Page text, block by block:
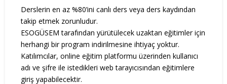
Derslerin en az %80’ini canlı ders veya ders kaydından
takip etmek zorunludur.
ESOGÜSEM tarafından yürütülecek uzaktan eğitimler için
herhangi bir program indirilmesine ihtiyaç yoktur.
Katılımcılar, online eğitim platformu üzerinden kullanıcı
adı ve şifre ile istedikleri web tarayıcısından eğitimlere
giriş yapabilecektir.